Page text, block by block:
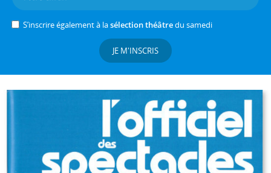
S’inscrire également à lasélection théâtredu samedi
JE M'INSCRIS